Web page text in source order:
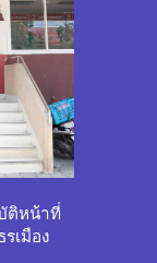
ติหน้าที่
เมือง